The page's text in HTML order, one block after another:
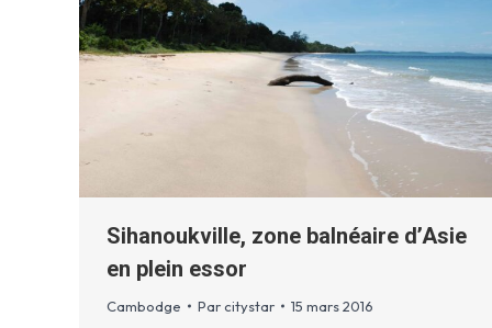
Sihanoukville, zone balnéaire d’Asie
en plein essor
Cambodge Par citystar 15 mars 2016